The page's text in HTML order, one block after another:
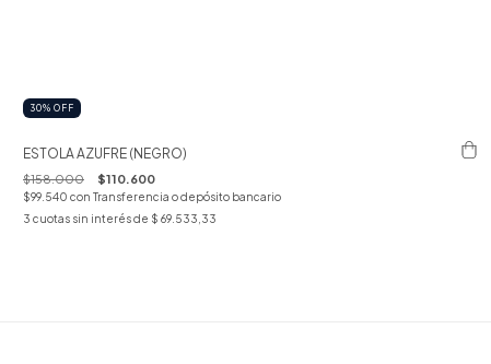
30% OFF
ESTOLA AZUFRE (NEGRO)
$158.000 $110.600
$99.540 con Transferencia o depósito bancario
3 cuotas sin interés de $ 69.533,33